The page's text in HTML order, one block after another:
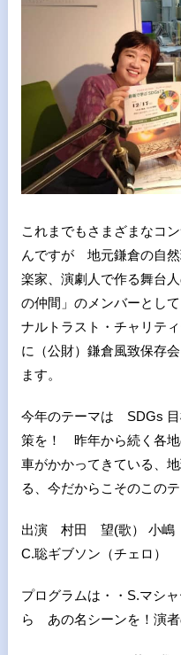
これまでもさまざまなコ
んですが 地元鎌倉の自
楽家、演劇人で作る舞台
の仲間」のメンバーとし
ナルトラスト・チャリテ
に（公財）鎌倉風致保存
ます。
今年のテーマは SDGs
策を！ 昨年から続く各地
車がかかってきている、
る、今だからこそのこのテ
出演 村田 望(歌） 小嶋
C.聡ギブソン（チェロ）
プログラムは・・S.マシ
ら あの名シーンを！演者